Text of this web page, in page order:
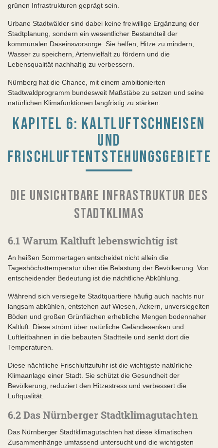
grünen Infrastrukturen geprägt sein.
Urbane Stadtwälder sind dabei keine freiwillige Ergänzung der
Stadtplanung, sondern ein wesentlicher Bestandteil der
kommunalen Daseinsvorsorge. Sie helfen, Hitze zu mindern,
Wasser zu speichern, Artenvielfalt zu fördern und die
Lebensqualität nachhaltig zu verbessern.
Nürnberg hat die Chance, mit einem ambitionierten
Stadtwaldprogramm bundesweit Maßstäbe zu setzen und seine
natürlichen Klimafunktionen langfristig zu stärken.
KAPITEL 6: KALTLUFTSCHNEISEN
UND
FRISCHLUFTENTSTEHUNGSGEBIETE
DIE UNSICHTBARE INFRASTRUKTUR DES
STADTKLIMAS
6.1 Warum Kaltluft lebenswichtig ist
An heißen Sommertagen entscheidet nicht allein die
Tageshöchsttemperatur über die Belastung der Bevölkerung. Von
entscheidender Bedeutung ist die nächtliche Abkühlung.
Während sich versiegelte Stadtquartiere häufig auch nachts nur
langsam abkühlen, entstehen auf Wiesen, Äckern, unversiegelten
Böden und großen Grünflächen erhebliche Mengen bodennaher
Kaltluft. Diese strömt über natürliche Geländesenken und
Luftleitbahnen in die bebauten Stadtteile und senkt dort die
Temperaturen.
Diese nächtliche Frischluftzufuhr ist die wichtigste natürliche
Klimaanlage einer Stadt. Sie schützt die Gesundheit der
Bevölkerung, reduziert den Hitzestress und verbessert die
Luftqualität.
6.2 Das Nürnberger Stadtklimagutachten
Das Nürnberger Stadtklimagutachten hat diese klimatischen
Zusammenhänge umfassend untersucht und die wichtigsten